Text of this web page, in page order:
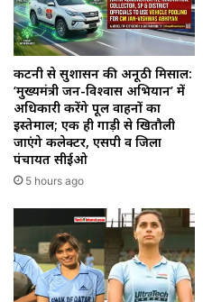
कटनी से सुशासन की अनूठी मिसाल:
‘मुख्यमंत्री जन-विश्वास अभियान’ में
अधिकारी करेंगे पूल वाहनों का
इस्तेमाल; एक ही गाड़ी से खितौली
जाएंगे कलेक्टर, एसपी व जिला
पंचायत सीईओ
5 hours ago